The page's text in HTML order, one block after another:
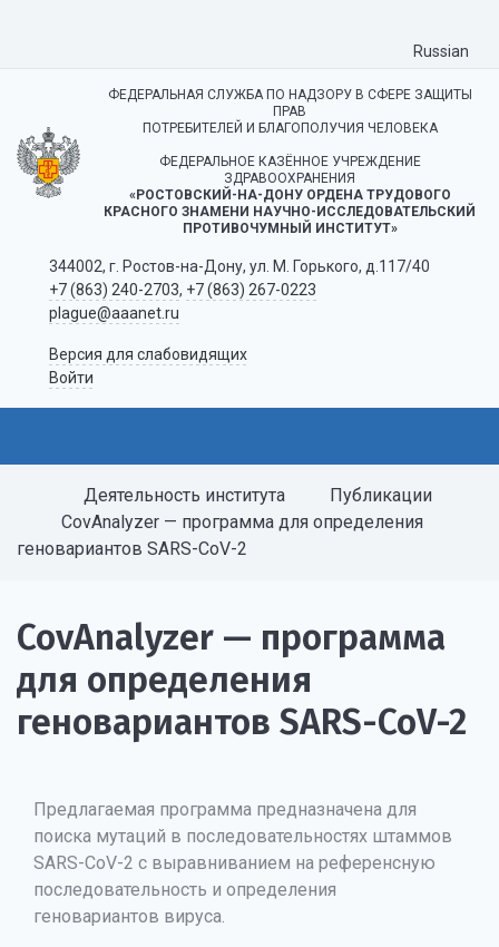
Russian
ФЕДЕРАЛЬНАЯ СЛУЖБА ПО НАДЗОРУ В СФЕРЕ ЗАЩИТЫ
ПРАВ
ПОТРЕБИТЕЛЕЙ И БЛАГОПОЛУЧИЯ ЧЕЛОВЕКА
ФЕДЕРАЛЬНОЕ КАЗЁННОЕ УЧРЕЖДЕНИЕ
ЗДРАВООХРАНЕНИЯ
«РОСТОВСКИЙ-НА-ДОНУ ОРДЕНА ТРУДОВОГО
КРАСНОГО ЗНАМЕНИ НАУЧНО-ИССЛЕДОВАТЕЛЬСКИЙ
ПРОТИВОЧУМНЫЙ ИНСТИТУТ»
344002, г. Ростов-на-Дону, ул. М. Горького, д.117/40
+7 (863) 240-2703, +7 (863) 267-0223
plague@aaanet.ru
Версия для слабовидящих
Войти
Деятельность института
Публикации
CovAnalyzer — программа для определения
геновариантов SARS-CoV-2
CovAnalyzer — программа
для определения
геновариантов SARS-CoV-2
Предлагаемая программа предназначена для
поиска мутаций в последовательностях штаммов
SARS-CoV-2 с выравниванием на референсную
последовательность и определения
геновариантов вируса.